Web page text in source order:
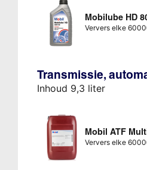
Mobilube HD
Ververs elke
Transmissie,
Inhoud 9,3 liter
Mobil ATF
Ververs elke